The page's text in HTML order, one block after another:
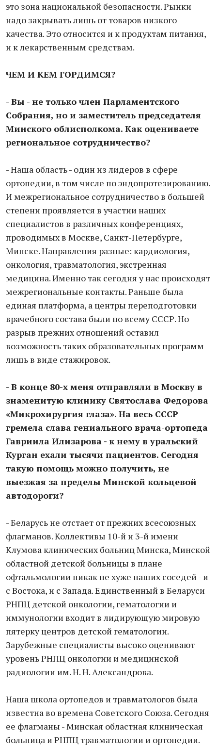
это зона национальной безопасности. Рынки
надо закрывать лишь от товаров низкого
качества. Это относится и к продуктам питания,
и к лекарственным средствам.
ЧЕМ И КЕМ ГОРДИМСЯ?
- Вы - не только член Парламентского
Собрания, но и заместитель председателя
Минского облисполкома. Как оцениваете
региональное сотрудничество?
- Наша область - один из лидеров в сфере
ортопедии, в том числе по эндопротезированию.
И межрегиональное сотрудничество в большей
степени проявляется в участии наших
специалистов в различных конференциях,
проводимых в Москве, Санкт-Петербурге,
Минске. Направления разные: кардиология,
онкология, травматология, экстренная
медицина. Именно так сегодня у нас происходят
межрегиональные контакты. Раньше была
единая платформа, а центры переподготовки
врачебного состава были по всему СССР. Но
разрыв прежних отношений оставил
возможность таких образовательных программ
лишь в виде стажировок.
- В конце 80-х меня отправляли в Москву в
знаменитую клинику Святослава Федорова
«Микрохирургия глаза». На весь СССР
гремела слава гениального врача-ортопеда
Гавриила Илизарова - к нему в уральский
Курган ехали тысячи пациентов. Сегодня
такую помощь можно получить, не
выезжая за пределы Минской кольцевой
автодороги?
- Беларусь не отстает от прежних всесоюзных
флагманов. Коллективы 10-й и 3-й имени
Клумова клинических больниц Минска, Минской
областной детской больницы в плане
офтальмологии никак не хуже наших соседей - и
с Востока, и с Запада. Единственный в Беларуси
РНПЦ детской онкологии, гематологии и
иммунологии входит в лидирующую мировую
пятерку центров детской гематологии.
Зарубежные специалисты высоко оценивают
уровень РНПЦ онкологии и медицинской
радиологии им. Н. Н. Александрова.
Наша школа ортопедов и травматологов была
известна во времена Советского Союза. Сегодня
ее флагманы - Минская областная клиническая
больница и РНПЦ травматологии и ортопедии.